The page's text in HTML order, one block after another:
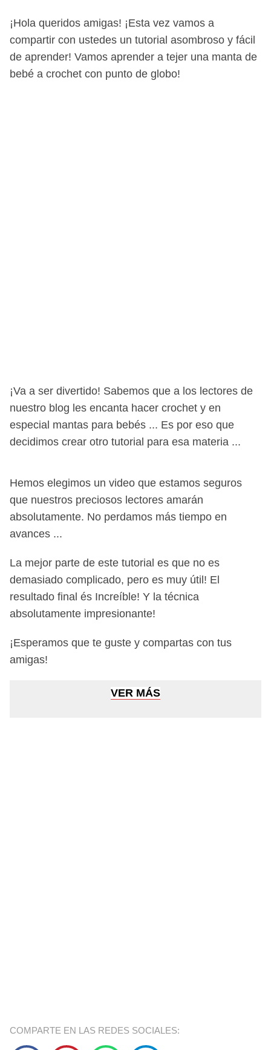
¡Hola queridos amigas! ¡Esta vez vamos a
compartir con ustedes un tutorial asombroso y fácil
de aprender! Vamos aprender a tejer una manta de
bebé a crochet con punto de globo!
¡Va a ser divertido! Sabemos que a los lectores de
nuestro blog les encanta hacer crochet y en
especial mantas para bebés ... Es por eso que
decidimos crear otro tutorial para esa materia ...
Hemos elegimos un video que estamos seguros
que nuestros preciosos lectores amarán
absolutamente. No perdamos más tiempo en
avances ...
La mejor parte de este tutorial es que no es
demasiado complicado, pero es muy útil! El
resultado final és Increíble! Y la técnica
absolutamente impresionante!
¡Esperamos que te guste y compartas con tus
amigas!
VER MÁS
COMPARTE EN LAS REDES SOCIALES: